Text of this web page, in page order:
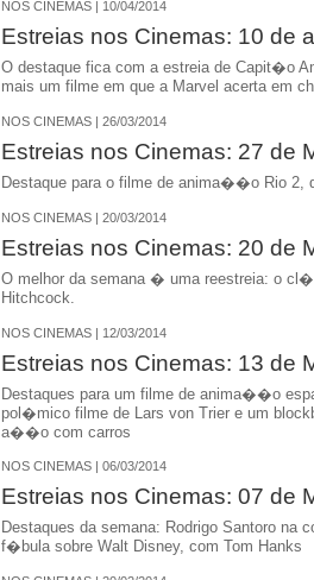
NOS CINEMAS | 10/04/2014
Estreias nos Cinemas: 10 de
O destaque fica com a estreia de Capit�o
mais um filme em que a Marvel acerta em
NOS CINEMAS | 26/03/2014
Estreias nos Cinemas: 27 de
Destaque para o filme de anima��o Rio 2,
NOS CINEMAS | 20/03/2014
Estreias nos Cinemas: 20 de
O melhor da semana � uma reestreia: o
Hitchcock.
NOS CINEMAS | 12/03/2014
Estreias nos Cinemas: 13 de
Destaques para um filme de anima��o
pol�mico filme de Lars von Trier e um
a��o com carros
NOS CINEMAS | 06/03/2014
Estreias nos Cinemas: 07 de
Destaques da semana: Rodrigo Santoro
f�bula sobre Walt Disney, com Tom Hanks